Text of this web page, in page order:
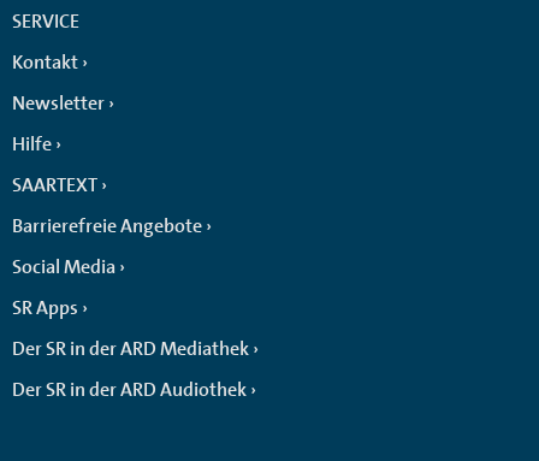
SERVICE
Kontakt
Newsletter
Hilfe
SAARTEXT
Barrierefreie Angebote
Social Media
SR Apps
Der SR in der ARD Mediathek
Der SR in der ARD Audiothek